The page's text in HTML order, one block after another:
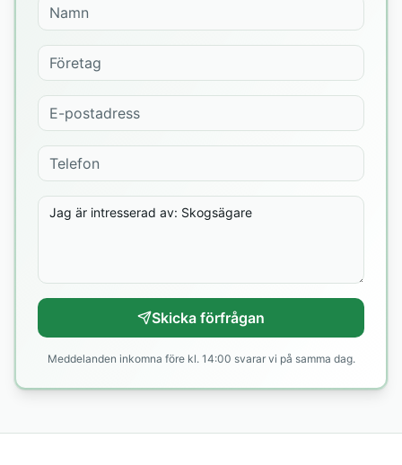
Skicka förfrågan
Meddelanden inkomna före kl. 14:00 svarar vi på samma dag.